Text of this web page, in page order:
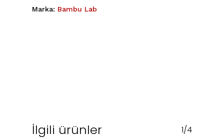
Marka: Bambu Lab
İlgili ürünler 1/4